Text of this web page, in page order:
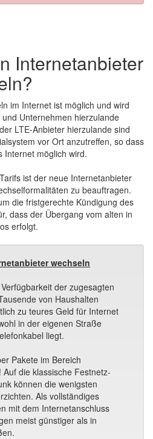
Internetanbieter
im Internet ist möglich und wird
Unternehmen hierzulande
LTE-Anbieter hierzulande sind
vor Ort anzutreffen, so dass
Internet möglich wird.
ist der neue Internetanbieter
zu beauftragen.
die fristgerechte Kündigung des
dass der Übergang vom alten in
erfolgt.
wechseln
der zugesagten
von Haushalten
zu teures Geld für Internet
in der eigenen Straße
liegt.
Pakete im Bereich
die klassische Festnetz-
können die wenigsten
Als vollständiges
mit dem Internetanschluss
meist günstiger als in